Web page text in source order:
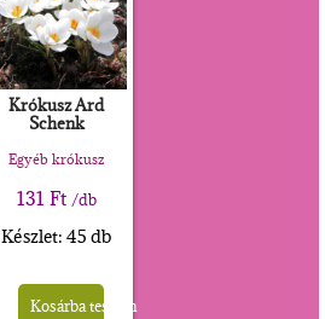
Krókusz Ard
Schenk
Egyéb krókusz
131 Ft /db
Készlet: 45 db
Kosárba teszem